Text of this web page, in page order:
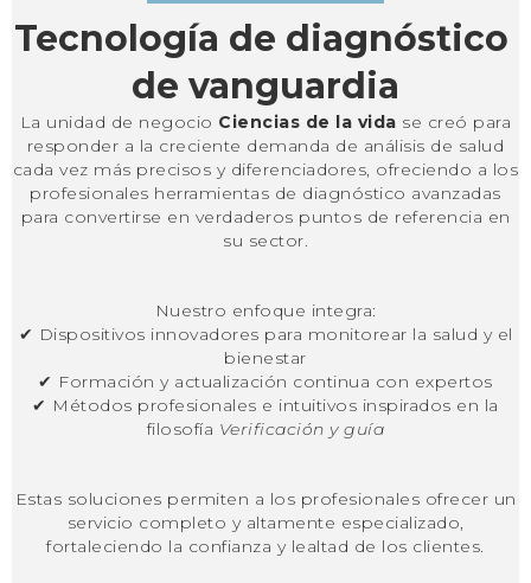
Tecnología de diagnóstico
de vanguardia
La unidad de negocio Ciencias de la vida se creó para
responder a la creciente demanda de análisis de salud
cada vez más precisos y diferenciadores, ofreciendo a los
profesionales herramientas de diagnóstico avanzadas
para convertirse en verdaderos puntos de referencia en
su sector.
Nuestro enfoque integra:
✔ Dispositivos innovadores para monitorear la salud y el
bienestar
✔ Formación y actualización continua con expertos
✔ Métodos profesionales e intuitivos inspirados en la
filosofía Verificación y guía
Estas soluciones permiten a los profesionales ofrecer un
servicio completo y altamente especializado,
fortaleciendo la confianza y lealtad de los clientes.